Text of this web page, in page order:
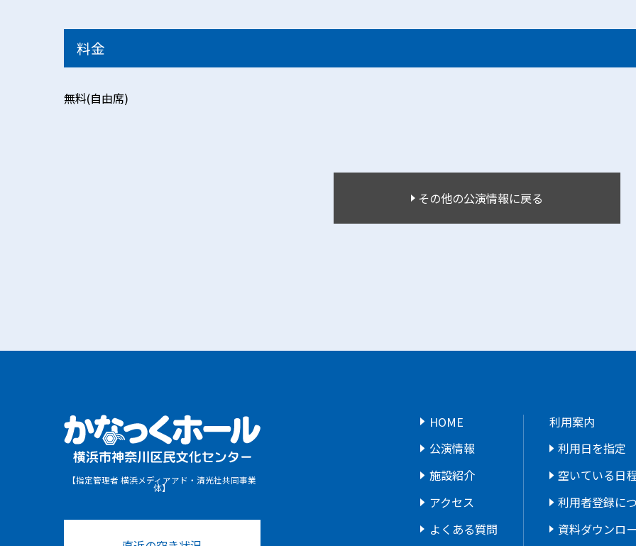
料金
無料(自由席)
その他の公演情報に戻る
【指定管理者 横浜メディアアド・清光社共同事業
体】
HOME
公演情報
施設紹介
アクセス
よくある質問
利用案内
利用日を指定
空いている日
利用者登録に
資料ダウンロ